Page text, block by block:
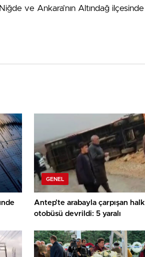
ve Ankara’nın Altındağ ilçesinde
GENEL
Antep’te arabayla çarpışan halk
otobüsü devrildi: 5 yaralı